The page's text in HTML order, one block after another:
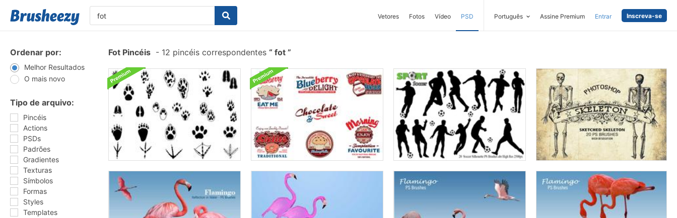
Vetores Fotos Vídeo PSD Português Assine Premium Entrar Inscreva-se
Ordenar por:
Melhor Resultados
O mais novo
Tipo de arquivo:
Pincéis
Actions
PSDs
Padrões
Gradientes
Texturas
Símbolos
Formas
Styles
Templates
Fot Pincéis - 12 pincéis correspondentes fot